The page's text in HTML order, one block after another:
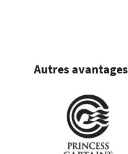
Autres avantages